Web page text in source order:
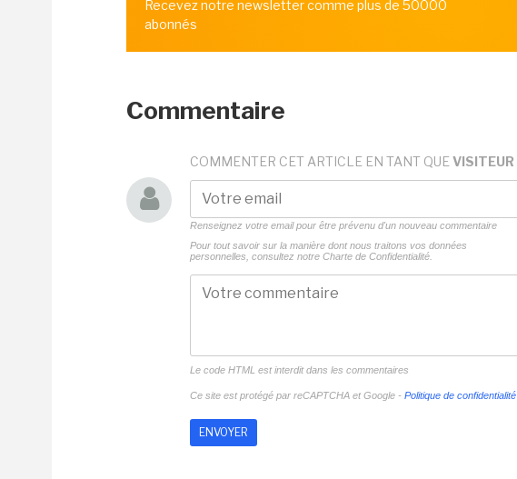
Recevez notre newsletter comme plus de 50000
abonnés
Commentaire
COMMENTER CET ARTICLE EN TANT QUE VISITEUR
Renseignez votre email pour être prévenu d'un nouveau commentaire
Pour tout savoir sur la manière dont nous traitons vos données
personnelles, consultez notre Charte de Confidentialité.
Le code HTML est interdit dans les commentaires
Ce site est protégé par reCAPTCHA et Google - Politique de confidentialité